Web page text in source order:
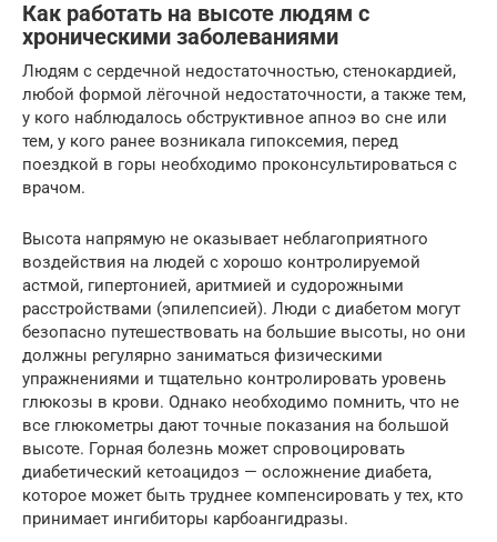
Как работать на высоте людям с
хроническими заболеваниями
Людям с сердечной недостаточностью, стенокардией,
любой формой лёгочной недостаточности, а также тем,
у кого наблюдалось обструктивное апноэ во сне или
тем, у кого ранее возникала гипоксемия, перед
поездкой в горы необходимо проконсультироваться с
врачом.
Высота напрямую не оказывает неблагоприятного
воздействия на людей с хорошо контролируемой
астмой, гипертонией, аритмией и судорожными
расстройствами (эпилепсией). Люди с диабетом могут
безопасно путешествовать на большие высоты, но они
должны регулярно заниматься физическими
упражнениями и тщательно контролировать уровень
глюкозы в крови. Однако необходимо помнить, что не
все глюкометры дают точные показания на большой
высоте. Горная болезнь может спровоцировать
диабетический кетоацидоз — осложнение диабета,
которое может быть труднее компенсировать у тех, кто
принимает ингибиторы карбоангидразы.